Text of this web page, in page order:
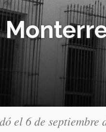
el 6 de septiembre